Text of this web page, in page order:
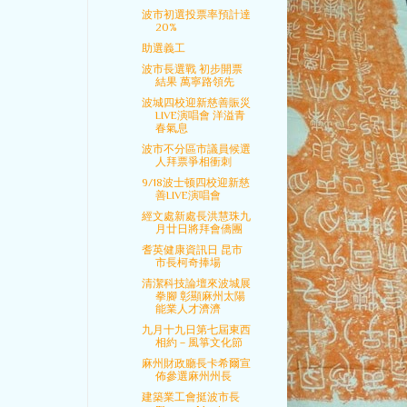
波市初選投票率預計達
20%
助選義工
波市長選戰 初步開票
結果 萬寧路領先
波城四校迎新慈善賑災
LIVE演唱會 洋溢青
春氣息
波市不分區市議員候選
人拜票爭相衝刺
9/18波士顿四校迎新慈
善LIVE演唱會
經文處新處長洪慧珠九
月廿日將拜會僑團
耆英健康資訊日 昆市
市長柯奇捧場
清潔科技論壇來波城展
拳腳 彰顯麻州太陽
能業人才濟濟
九月十九日第七屆東西
相約－風箏文化節
麻州財政廳長卡希爾宣
佈參選麻州州長
建築業工會挺波市長